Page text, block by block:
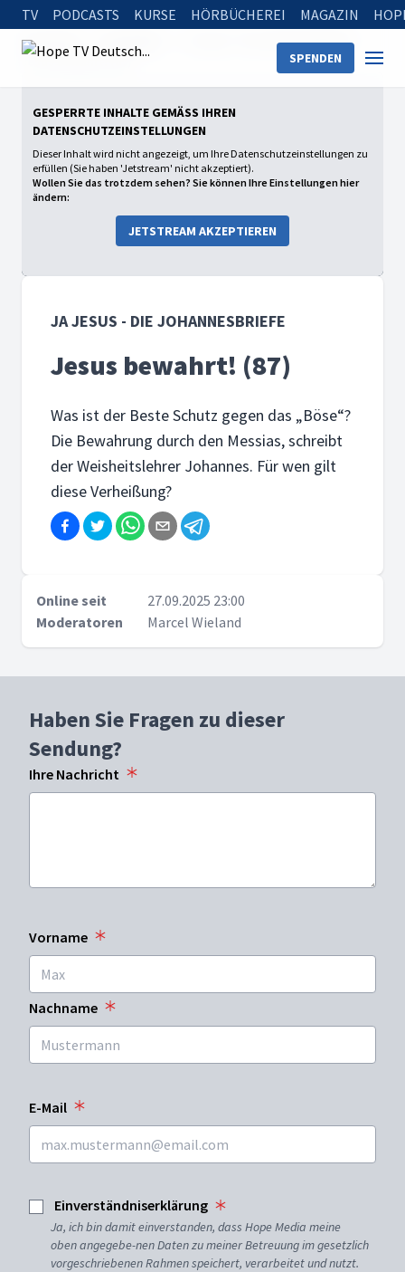
TV PODCASTS KURSE HÖRBÜCHEREI MAGAZIN
SPENDEN
Startseite
Ja Jesus - Die Johannesbriefe
Jesus bewahrt! (87)
GESPERRTE INHALTE GEMÄSS IHREN D
ATENSCHUTZEINSTELLUNGEN
Dieser Inhalt wird nicht angezeigt, um Ihre Datenschutzeinstellungen zu
erfüllen (Sie haben 'Jetstream' nicht akzeptiert).
Wollen Sie das trotzdem sehen? Sie können Ihre Einstellungen hier
ändern:
JETSTREAM AKZEPTIEREN
JA JESUS - DIE JOHANNESBRIEFE
Jesus bewahrt! (87)
Was ist der Beste Schutz gegen das „Böse“?
Die Bewahrung durch den Messias, schreibt
der Weisheitslehrer Johannes. Für wen gilt
diese Verheißung?
Online seit
27.09.2025 23:00
Moderatoren
Marcel Wieland
Haben Sie Fragen zu dieser
Sendung?
Ihre Nachricht
Vorname
Nachname
E-Mail
Einverständniserklärung
Ja, ich bin damit einverstanden, dass Hope Media meine
oben angegebe-nen Daten zu meiner Betreuung im gesetzlich
vorgeschriebenen Rahmen speichert, verarbeitet und nutzt.